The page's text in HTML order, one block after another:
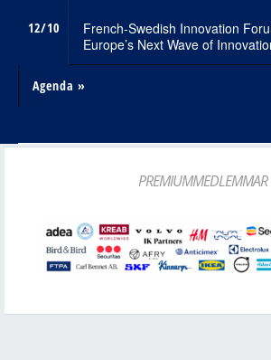
12/10
French-Swedish Innovation
Europe’s Next Wave of
Agenda »
PREMIUMMEDLEMMAR